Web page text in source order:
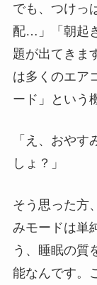
でも、つけっ
配…」「朝起
題が出てきま
は多くのエア
ード」という
「え、おや
しょ？」
そう思った方
みモードは単
う、睡眠の質
能なんです。